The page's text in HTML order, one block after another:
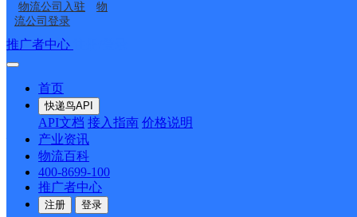
物流公司入驻
物
流公司登录
推广者中心
首页
快递鸟API
API文档 接入指南 价格说明
产业资讯
物流百科
400-8699-100
推广者中心
注册 登录
泽家邮政支局
接口API
API接口 DEMO下载
关于我们
公司介绍 企业动态
合作伙伴 快递鸟接口服务协议
户隐私政策